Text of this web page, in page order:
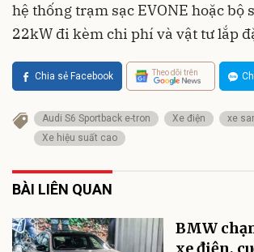
hệ thống trạm sạc EVONE hoặc bộ
22kW đi kèm chi phí và vật tư lắp
Chia sẻ Facebook Theo dõi trên
Audi S6 Sportback e-tron Xe điện
xe
Xe hiệu suất cao
BÀI LIÊN QUAN
BMW